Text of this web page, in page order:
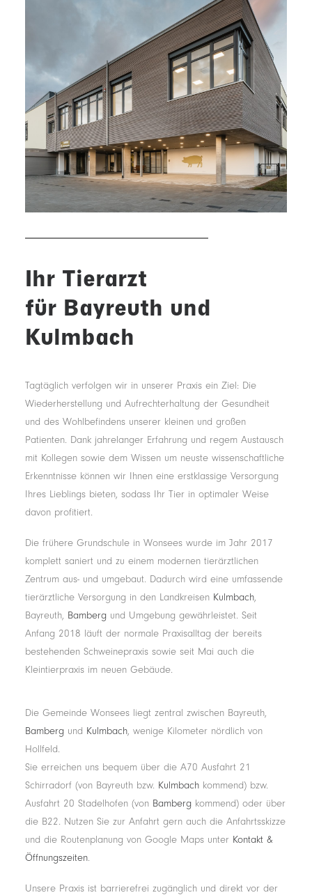
Ihr Tierarzt
für Bayreuth und
Kulmbach
Tagtäglich verfolgen wir in unserer Praxis ein Ziel: Die
Wiederherstellung und Aufrechterhaltung der Gesundheit
und des Wohlbefindens unserer kleinen und großen
Patienten. Dank jahrelanger Erfahrung und regem Austausch
mit Kollegen sowie dem Wissen um neuste wissenschaftliche
Erkenntnisse können wir Ihnen eine erstklassige Versorgung
Ihres Lieblings bieten, sodass Ihr Tier in optimaler Weise
davon profitiert.
Die frühere Grundschule in Wonsees wurde im Jahr 2017
komplett saniert und zu einem modernen tierärztlichen
Zentrum aus- und umgebaut. Dadurch wird eine umfassende
tierärztliche Versorgung in den Landkreisen Kulmbach,
Bayreuth, Bamberg und Umgebung gewährleistet. Seit
Anfang 2018 läuft der normale Praxisalltag der bereits
bestehenden Schweinepraxis sowie seit Mai auch die
Kleintierpraxis im neuen Gebäude.
Die Gemeinde Wonsees liegt zentral zwischen Bayreuth,
Bamberg und Kulmbach, wenige Kilometer nördlich von
Hollfeld.
Sie erreichen uns bequem über die A70 Ausfahrt 21
Schirradorf (von Bayreuth bzw. Kulmbach kommend) bzw.
Ausfahrt 20 Stadelhofen (von Bamberg kommend) oder über
die B22. Nutzen Sie zur Anfahrt gern auch die Anfahrtsskizze
und die Routenplanung von Google Maps unter Kontakt &
Öffnungszeiten.
Unsere Praxis ist barrierefrei zugänglich und direkt vor der